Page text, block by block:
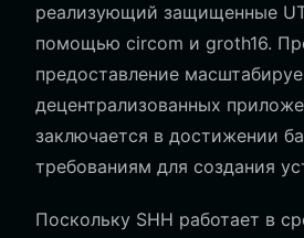
реализующий защищенные
помощью circom и groth16.
предоставление
децентрализованных
заключается в достижении
требованиям для создания
Поскольку SHH работает в